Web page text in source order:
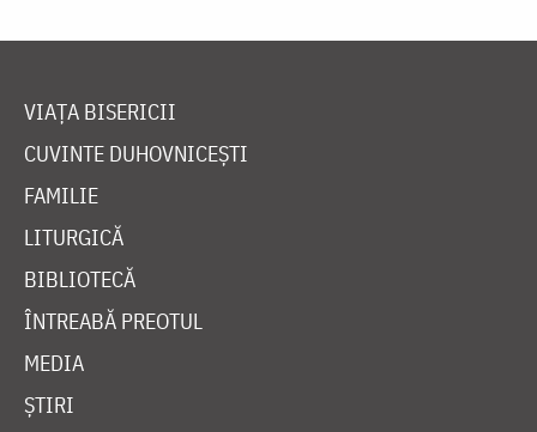
VIAȚA BISERICII
CUVINTE DUHOVNICEȘTI
FAMILIE
LITURGICĂ
BIBLIOTECĂ
ÎNTREABĂ PREOTUL
MEDIA
ȘTIRI